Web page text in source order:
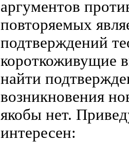
аргументов
повторяемых
подтверждений
короткоживущие
найти
возникновения
якобы нет.
интересен: